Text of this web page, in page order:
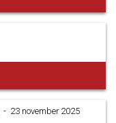
­ - ­ 23 november 2025